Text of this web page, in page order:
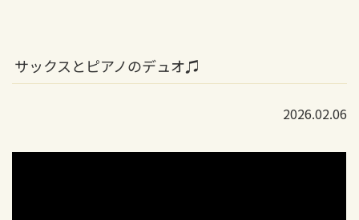
サックスとピアノのデュオ♫
2026.02.06